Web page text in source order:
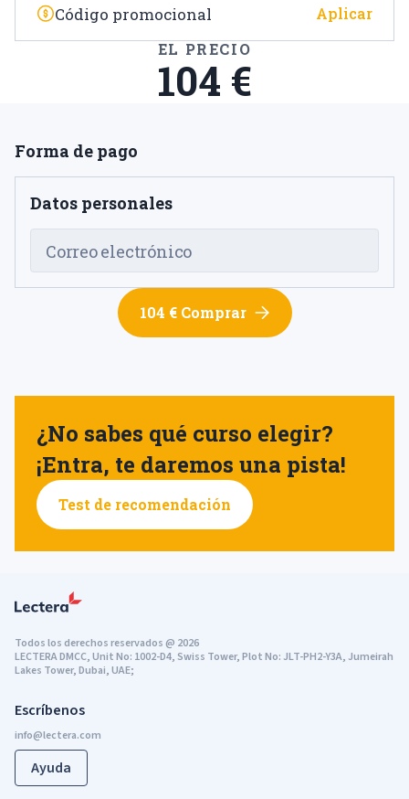
Aplicar
EL PRECIO
104 €
Forma de pago
Datos personales
Correo electrónico
104 € Comprar
¿No sabes qué curso elegir?
¡Entra, te daremos una pista!
Test de recomendación
Escríbenos
Ayuda
Todos los derechos reservados@ 2026
LECTERA DMCC, Unit No: 1002-D4, Swiss Tower, Plot No: JLT-PH2-Y3A, Jumeirah
Lakes Tower, Dubai, UAE;